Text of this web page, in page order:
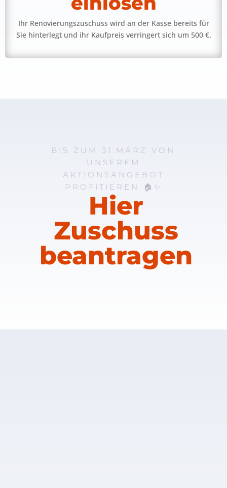
Ihr Renovierungszuschuss wird an der Kasse bereits für
Sie hinterlegt und ihr Kaufpreis verringert sich um 500 €.
BIS ZUM 31.MÄRZ VON
UNSEREM
AKTIONSANGEBOT
PROFITIEREN 🏠✨
Hier
Zuschuss
beantragen